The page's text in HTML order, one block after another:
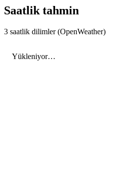
Saatlik tahmin
3 saatlik dilimler (OpenWeather)
Yükleniyor…